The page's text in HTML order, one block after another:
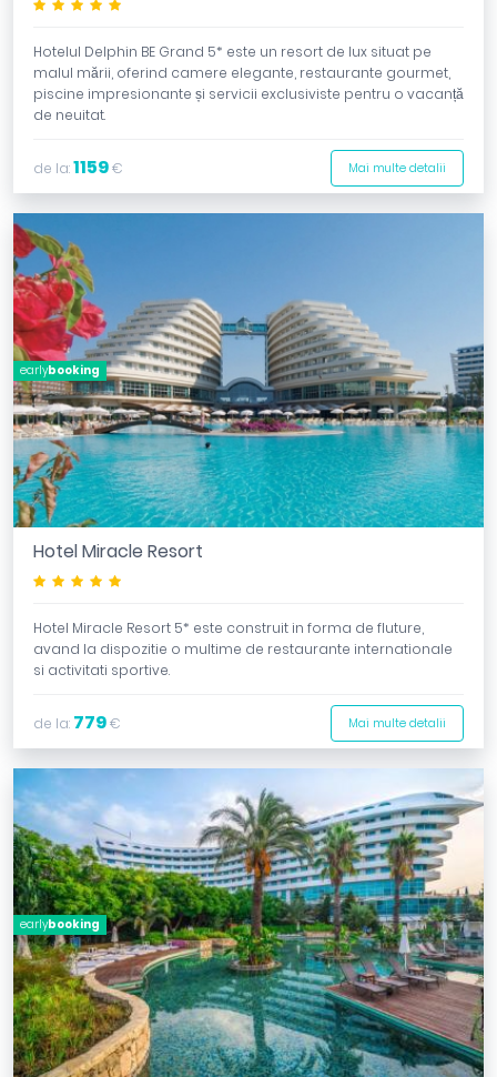
Hotelul Delphin BE Grand 5* este un resort de lux situat pe
malul mării, oferind camere elegante, restaurante gourmet,
piscine impresionante și servicii exclusiviste pentru o vacanță
de neuitat.
de la:1159€ Mai multe detalii
Hotel Miracle Resort
earlybooking
Hotel Miracle Resort 5* este construit in forma de fluture,
avand la dispozitie o multime de restaurante internationale
si activitati sportive.
de la: 779€ Mai multe detalii
earlybooking